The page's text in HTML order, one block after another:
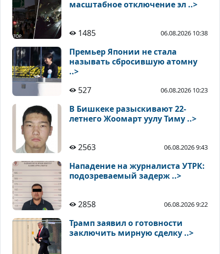
масштабное отключение эл ..>
1485 06.08.2026 10:38
Премьер Японии не стала
называть сбросившую атомну
..>
527
06.08.2026 10:23
В Бишкеке разыскивают 22-
летнего Жоомарт уулу Тиму ..>
2563 06.08.2026 9:43
Нападение на журналиста УТРК:
подозреваемый задерж ..>
2858 06.08.2026 9:22
Трамп заявил о готовности
заключить мирную сделку ..>